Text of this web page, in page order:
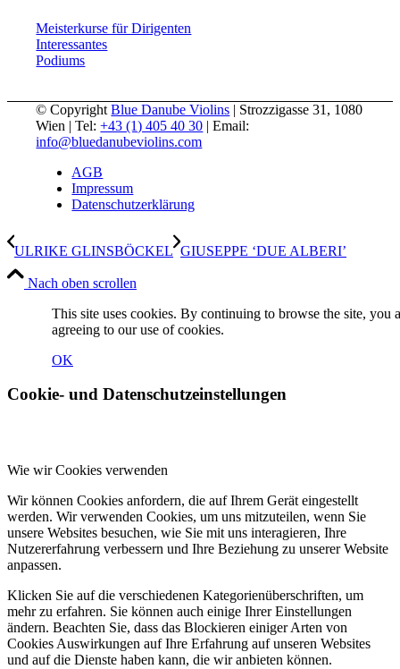
Meisterkurse für Dirigenten
Interessantes
Podiums
© CopyrightBlue Danube Violins | Strozzigasse 31, 1080
Wien | Tel:+43 (1) 405 40 30 | Email:
info@bluedanubeviolins.com
AGB
Impressum
Datenschutzerklärung
ULRIKE GLINSBÖCKEL GIUSEPPE ‘DUE ALBERI’
Nach oben scrollen
This site uses cookies. By continuing to browse the site, you
agreeing to our use of cookies.
OK
Cookie- und Datenschutzeinstellungen
Wie wir Cookies verwenden
Wir können Cookies anfordern, die auf Ihrem Gerät eingestellt
werden. Wir verwenden Cookies, um uns mitzuteilen, wenn Sie
unsere Websites besuchen, wie Sie mit uns interagieren, Ihre
Nutzererfahrung verbessern und Ihre Beziehung zu unserer Website
anpassen.
Klicken Sie auf die verschiedenen Kategorienüberschriften, um
mehr zu erfahren. Sie können auch einige Ihrer Einstellungen
ändern. Beachten Sie, dass das Blockieren einiger Arten von
Cookies Auswirkungen auf Ihre Erfahrung auf unseren Websites
und auf die Dienste haben kann, die wir anbieten können.